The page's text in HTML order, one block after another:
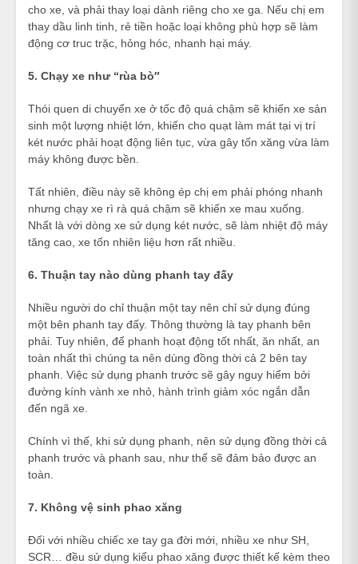
cho xe, và phải thay loại dành riêng cho xe ga. Nếu chị em
thay dầu linh tinh, rẻ tiền hoặc loại không phù hợp sẽ làm
động cơ truc trặc, hỏng hóc, nhanh hại máy.
5. Chạy xe như “rùa bò″
Thói quen di chuyển xe ở tốc độ quá chậm sẽ khiến xe sản
sinh một lượng nhiệt lớn, khiến cho quạt làm mát tại vị trí
két nước phải hoạt động liên tục, vừa gây tốn xăng vừa làm
máy không được bền.
Tất nhiên, điều này sẽ không ép chị em phải phóng nhanh
nhưng chạy xe rì rà quá chậm sẽ khiến xe mau xuống.
Nhất là với dòng xe sử dụng két nước, sẽ làm nhiệt độ máy
tăng cao, xe tốn nhiên liệu hơn rất nhiều.
6. Thuận tay nào dùng phanh tay đấy
Nhiều người do chỉ thuận một tay nên chỉ sử dụng đúng
một bên phanh tay đấy. Thông thường là tay phanh bên
phải. Tuy nhiên, để phanh hoạt động tốt nhất, ăn nhất, an
toàn nhất thì chúng ta nên dùng đồng thời cả 2 bên tay
phanh. Việc sử dụng phanh trước sẽ gây nguy hiểm bởi
đường kính vành xe nhỏ, hành trình giảm xóc ngắn dẫn
đến ngã xe.
Chính vì thế, khi sử dụng phanh, nên sử dụng đồng thời cả
phanh trước và phanh sau, như thế sẽ đảm bảo được an
toàn.
7. Không vệ sinh phao xăng
Đối với nhiều chiếc xe tay ga đời mới, nhiều xe như SH,
SCR… đều sử dụng kiểu phao xăng được thiết kế kèm theo